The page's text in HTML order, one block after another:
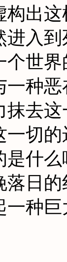
构出
进入
个世
一种
抹去
一切
是什
落日
一种